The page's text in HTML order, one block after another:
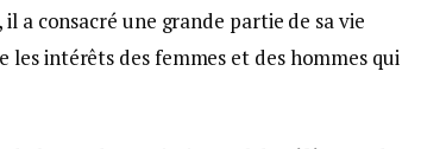
a consacré une grande partie de sa vie
intérêts des femmes et des hommes qui